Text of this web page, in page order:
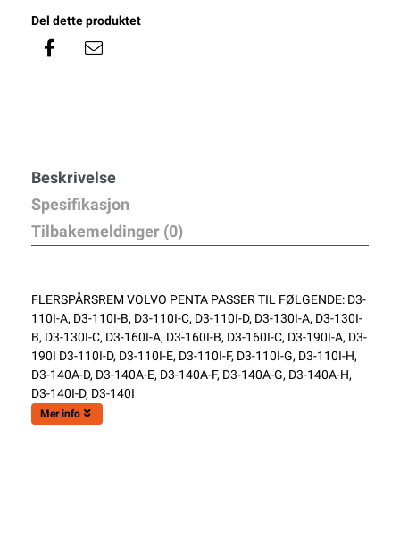
Del dette produktet
Beskrivelse
Spesifikasjon
Tilbakemeldinger (0)
FLERSPÅRSREM VOLVO PENTA PASSER TIL FØLGENDE: D3-
110I-A, D3-110I-B, D3-110I-C, D3-110I-D, D3-130I-A, D3-130I-
B, D3-130I-C, D3-160I-A, D3-160I-B, D3-160I-C, D3-190I-A, D3-
190I D3-110I-D, D3-110I-E, D3-110I-F, D3-110I-G, D3-110I-H,
D3-140A-D, D3-140A-E, D3-140A-F, D3-140A-G, D3-140A-H,
D3-140I-D, D3-140I
Mer info